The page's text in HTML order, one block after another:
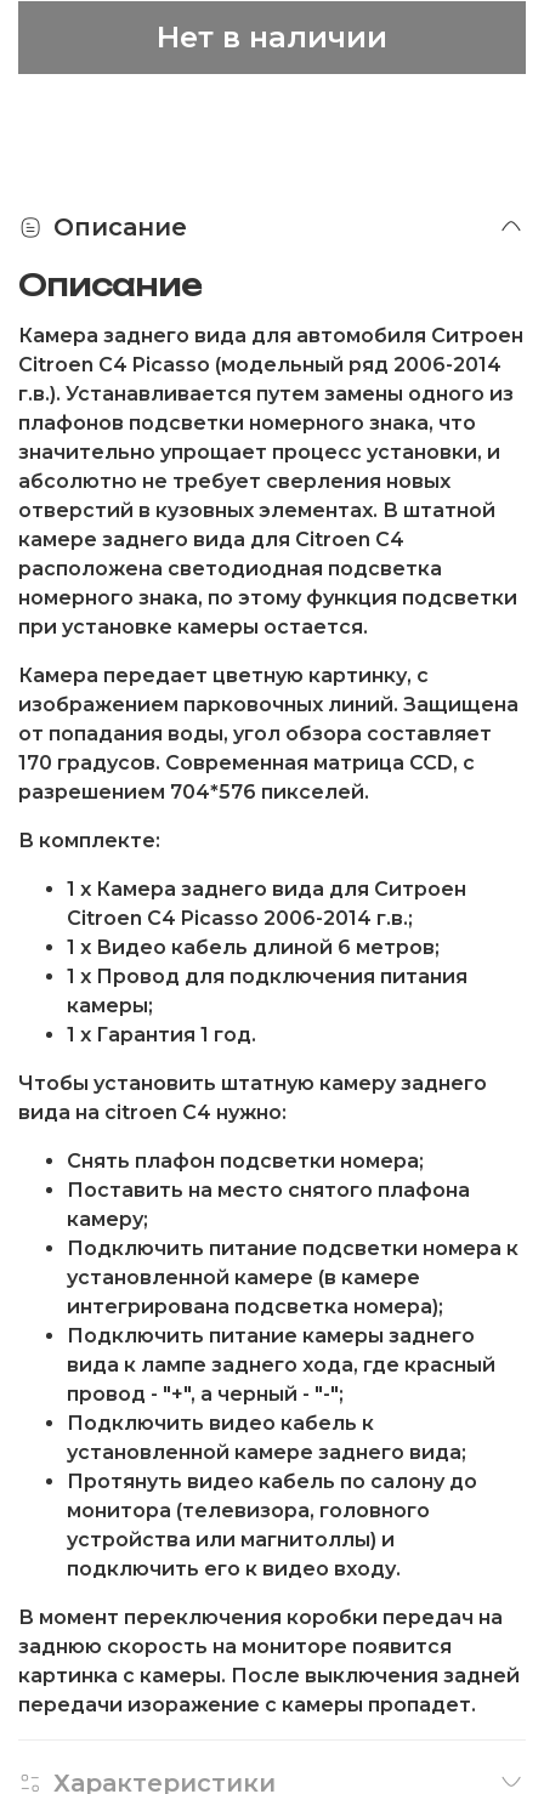
Нет в наличии
Описание
Описание
Камера заднего вида для автомобиля Ситроен
Citroen C4 Picasso (модельный ряд 2006-2014
г.в.). Устанавливается путем замены одного из
плафонов подсветки номерного знака, что
значительно упрощает процесс установки, и
абсолютно не требует сверления новых
отверстий в кузовных элементах. В штатной
камере заднего вида для Citroen C4
расположена светодиодная подсветка
номерного знака, по этому функция подсветки
при установке камеры остается.
Камера передает цветную картинку, с
изображением парковочных линий. Защищена
от попадания воды, угол обзора составляет
170 градусов. Современная матрица CCD, с
разрешением 704*576 пикселей.
В комплекте:
1 x Камера заднего вида для Ситроен
Citroen C4 Picasso 2006-2014 г.в.;
1 x Видео кабель длиной 6 метров;
1 x Провод для подключения питания
камеры;
1 x Гарантия 1 год.
Чтобы установить штатную камеру заднего
вида на citroen C4 нужно:
Снять плафон подсветки номера;
Поставить на место снятого плафона
камеру;
Подключить питание подсветки номера к
установленной камере (в камере
интегрирована подсветка номера);
Подключить питание камеры заднего
вида к лампе заднего хода, где красный
провод - "+", а черный - "-";
Подключить видео кабель к
установленной камере заднего вида;
Протянуть видео кабель по салону до
монитора (телевизора, головного
устройства или магнитоллы) и
подключить его к видео входу.
В момент переключения коробки передач на
заднюю скорость на мониторе появится
картинка с камеры. После выключения задней
передачи изоражение с камеры пропадет.
Характеристики